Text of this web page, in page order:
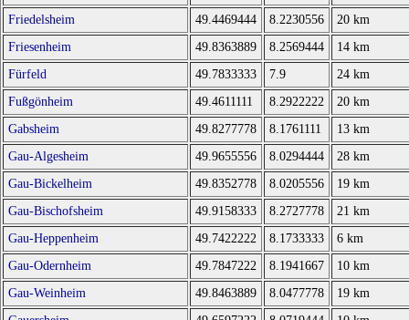
Friedelsheim
49.4469444 8.2230556
20 km
Friesenheim
49.8363889 8.2569444
14 km
Fürfeld
49.7833333 7.9
24 km
Fußgönheim
49.4611111 8.2922222
20 km
Gabsheim
49.8277778 8.1761111
13 km
Gau-Algesheim
49.9655556 8.0294444
28 km
Gau-Bickelheim
49.8352778 8.0205556
19 km
Gau-Bischofsheim
49.9158333 8.2727778
21 km
Gau-Heppenheim
49.7422222 8.1733333
6 km
Gau-Odernheim
49.7847222 8.1941667
10 km
Gau-Weinheim
49.8463889 8.0477778
19 km